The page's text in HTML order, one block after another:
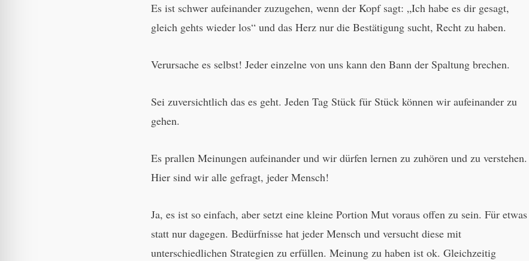
Es ist schwer aufeinander zuzugehen, wenn der Kopf sagt: „Ich habe es dir gesagt,
gleich gehts wieder los“ und das Herz nur die Bestätigung sucht, Recht zu haben.
Verursache es selbst! Jeder einzelne von uns kann den Bann der Spaltung brechen.
Sei zuversichtlich das es geht. Jeden Tag Stück für Stück können wir aufeinander zu
gehen.
Es prallen Meinungen aufeinander und wir dürfen lernen zu zuhören und zu verstehen.
Hier sind wir alle gefragt, jeder Mensch!
Ja, es ist so einfach, aber setzt eine kleine Portion Mut voraus offen zu sein. Für etwas
statt nur dagegen. Bedürfnisse hat jeder Mensch und versucht diese mit
unterschiedlichen Strategien zu erfüllen. Meinung zu haben ist ok. Gleichzeitig